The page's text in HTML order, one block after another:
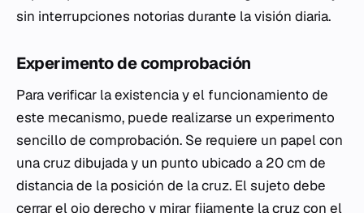
sin interrupciones notorias durante la visión diaria.
Experimento de comprobación
Para verificar la existencia y el funcionamiento de
este mecanismo, puede realizarse un experimento
sencillo de comprobación. Se requiere un papel con
una cruz dibujada y un punto ubicado a 20 cm de
distancia de la posición de la cruz. El sujeto debe
cerrar el ojo derecho y mirar fijamente la cruz con el